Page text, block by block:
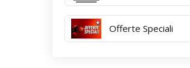
Offerte Speciali